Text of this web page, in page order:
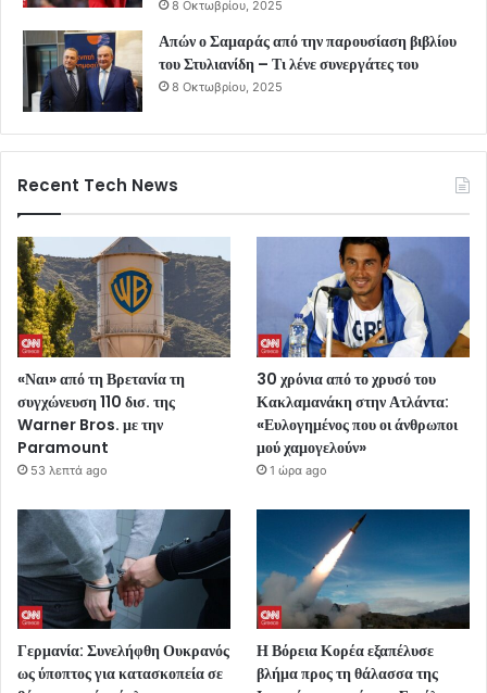
8 Οκτωβρίου, 2025
Απών ο Σαμαράς από την παρουσίαση βιβλίου
του Στυλιανίδη – Τι λένε συνεργάτες του
8 Οκτωβρίου, 2025
Recent Tech News
«Ναι» από τη Βρετανία τη
συγχώνευση 110 δισ. της
Warner Bros. με την
Paramount
53 λεπτά ago
30 χρόνια από το χρυσό του
Κακλαμανάκη στην Ατλάντα:
«Ευλογημένος που οι άνθρωποι
μού χαμογελούν»
1 ώρα ago
Γερμανία: Συνελήφθη Ουκρανός
ως ύποπτος για κατασκοπεία σε
Η Βόρεια Κορέα εξαπέλυσε
βλήμα προς τη θάλασσα της